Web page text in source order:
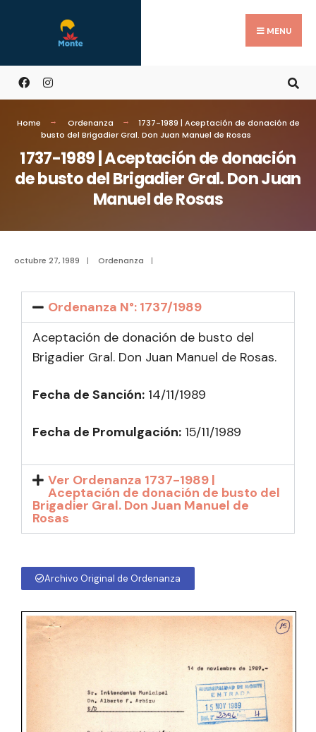
MENU
Home Ordenanza
1737-1989 | Aceptación de donación de
busto del Brigadier Gral. Don Juan Manuel de Rosas
1737-1989 | Aceptación de donación
de busto del Brigadier Gral. Don Juan
Manuel de Rosas
octubre 27, 1989 | Ordenanza |
Ordenanza N°: 1737/1989
Aceptación de donación de busto del
Brigadier Gral. Don Juan Manuel de Rosas.
Fecha de Sanción: 14/11/1989
Fecha de Promulgación: 15/11/1989
Ver Ordenanza 1737-1989 |
Aceptación de donación de busto del
Brigadier Gral. Don Juan Manuel de
Rosas
Archivo Original de Ordenanza